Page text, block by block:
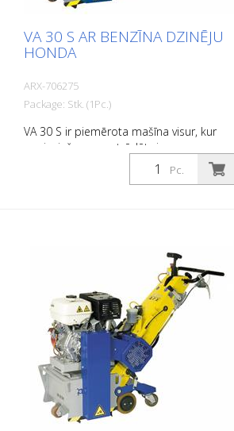
VA 30 S AR BENZĪNA DZINĒJU
HONDA
ARX-706275
Package: Stk. (1Pc.)
VA 30 S ir piemērota mašīna visur, kur
nepieciešams apstrādāt virsmas ar
raupjumu, rievām, tīrīt vai dekoriferēt.
Bezgalīgi regulējamā dziļuma regulēšanas
Tās padara VA 30 S par virsmas
sagatavošanas mašīnu vissmagākajiem
darbiem. Katram lietojumam ir piemēroti
asmeņu komplekti. Svars: aptuveni 140 -
180 kg (300 - 400 lbs) Darbība: Benzīna
Honda Jauda: 6,0 kW Darba platums: 300
mm (12'') Attālums līdz sienai: 90 mm
(3,5'') Izmēri: 1 355 x 555 x 1 090 mm (53 x
22 x 43'') Standarta piederumi: 8-sānu
žalūzijas vai pēc jūsu izvēles
Pc.